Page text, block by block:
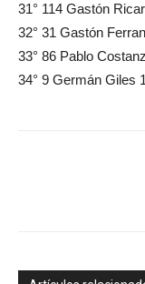
31° 114 Gastón
32° 31 Gastón
33° 86 Pablo
34° 9 Germán Giles